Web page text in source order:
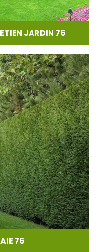
JARDIN 76
76